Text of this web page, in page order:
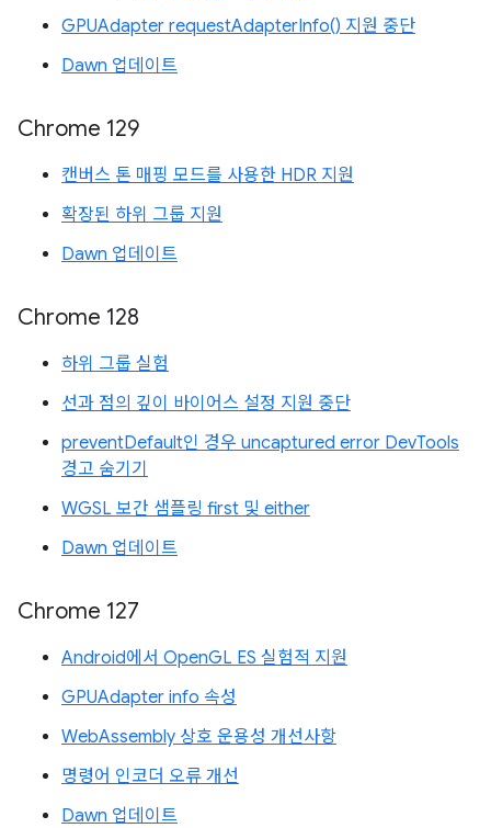
GPUAdapter requestAdapterInfo() 지원 중단
Dawn 업데이트
Chrome 129
캔버스 톤 매핑 모드를 사용한 HDR 지원
확장된 하위 그룹 지원
Dawn 업데이트
Chrome 128
하위 그룹 실험
선과 점의 깊이 바이어스 설정 지원 중단
preventDefault인 경우 uncaptured error DevTools
경고 숨기기
WGSL 보간 샘플링 first 및 either
Dawn 업데이트
Chrome 127
Android에서 OpenGL ES 실험적 지원
GPUAdapter info 속성
WebAssembly 상호 운용성 개선사항
명령어 인코더 오류 개선
Dawn 업데이트